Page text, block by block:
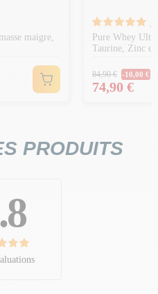
maigre,
Pure Whey
Taurine, Zinc et
Prix
84,90 € -10,00 €
Prix
74,90 €
PRODUITS